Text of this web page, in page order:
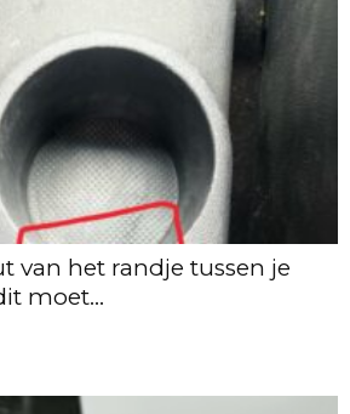
van het randje tussen je
moet...